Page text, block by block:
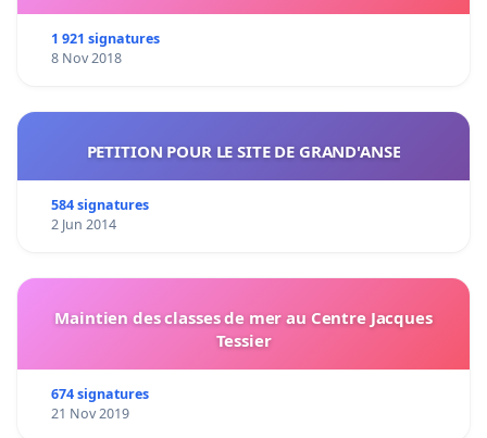
1 921 signatures
8 Nov 2018
PETITION POUR LE SITE DE GRAND'ANSE
584 signatures
2 Jun 2014
Maintien des classes de mer au Centre Jacques
Tessier
674 signatures
21 Nov 2019